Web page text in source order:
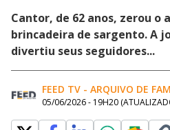
Cantor, de 62 anos, zerou o
brincadeira de sargento. A
divertiu seus seguidores...
FEED TV - ARQUIVO DE
05/06/2026 - 19H20